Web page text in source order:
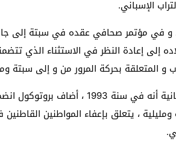
الإسباني.
، و في مؤتمر صحافي عقده في سبتة إلى
إلى إعادة النظر في الاستثناء الذي
و المتعلقة بحركة المرور من و إلى سبتة
و أوردت وسائل إعلام إسبانية أنه في
، يتعلق بإعفاء المواطنين